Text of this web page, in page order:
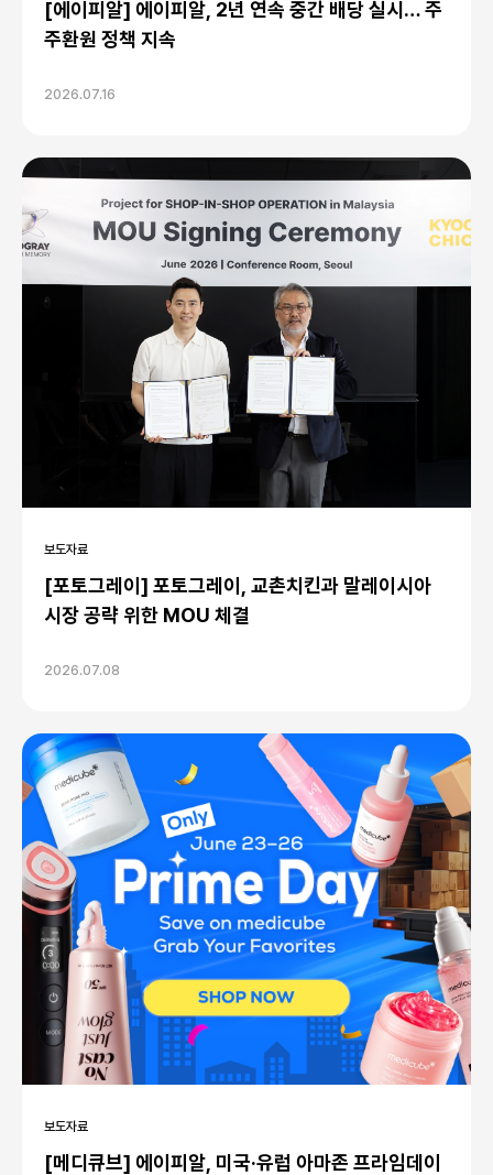
[에이피알] 에이피알, 2년 연속 중간 배당 실시… 주
주환원 정책 지속
2026.07.16
보도자료
[포토그레이] 포토그레이, 교촌치킨과 말레이시아
시장 공략 위한 MOU 체결
2026.07.08
보도자료
[메디큐브] 에이피알, 미국·유럽 아마존 프라임데이